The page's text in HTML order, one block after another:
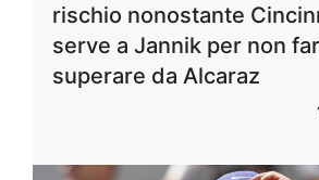
rischio nonostante
serve a Jannik per non
superare da Alcaraz